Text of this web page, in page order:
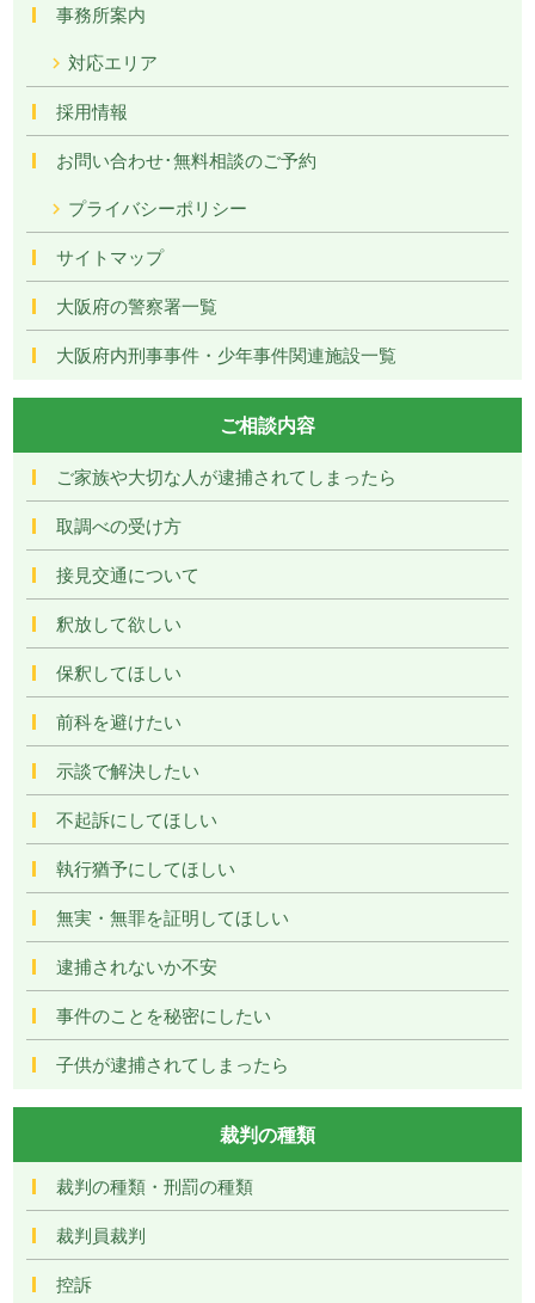
事務所案内
対応エリア
採用情報
お問い合わせ･無料相談のご予約
プライバシーポリシー
サイトマップ
大阪府の警察署一覧
大阪府内刑事事件・少年事件関連施設一覧
ご相談内容
ご家族や大切な人が逮捕されてしまったら
取調べの受け方
接見交通について
釈放して欲しい
保釈してほしい
前科を避けたい
示談で解決したい
不起訴にしてほしい
執行猶予にしてほしい
無実・無罪を証明してほしい
逮捕されないか不安
事件のことを秘密にしたい
子供が逮捕されてしまったら
裁判の種類
裁判の種類・刑罰の種類
裁判員裁判
控訴